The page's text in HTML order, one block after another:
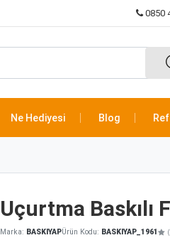
0850
Ne Hediyesi Blog
Uçurtma Baskılı
Marka: BASKIYAPÜrün Kodu: BASKIYAP_1961